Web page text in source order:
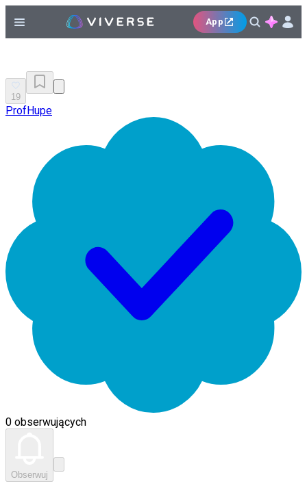
App
19
ProfHupe
0 obserwujących
Obserwuj